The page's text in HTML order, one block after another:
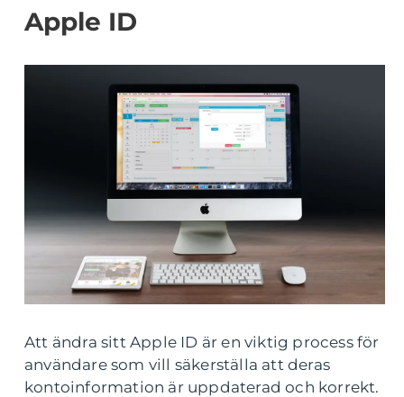
Apple ID
Att ändra sitt Apple ID är en viktig process för
användare som vill säkerställa att deras
kontoinformation är uppdaterad och korrekt.